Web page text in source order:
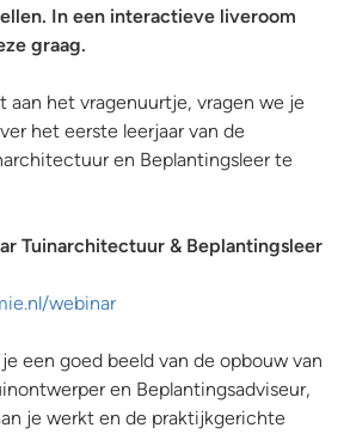
In een interactieve liveroom
graag.
aan het vragenuurtje, vragen we je
het eerste leerjaar van de
en Beplantingsleer te
Tuinarchitectuur & Beplantingsleer
webinar
een goed beeld van de opbouw van
en Beplantingsadviseur,
je werkt en de praktijkgerichte